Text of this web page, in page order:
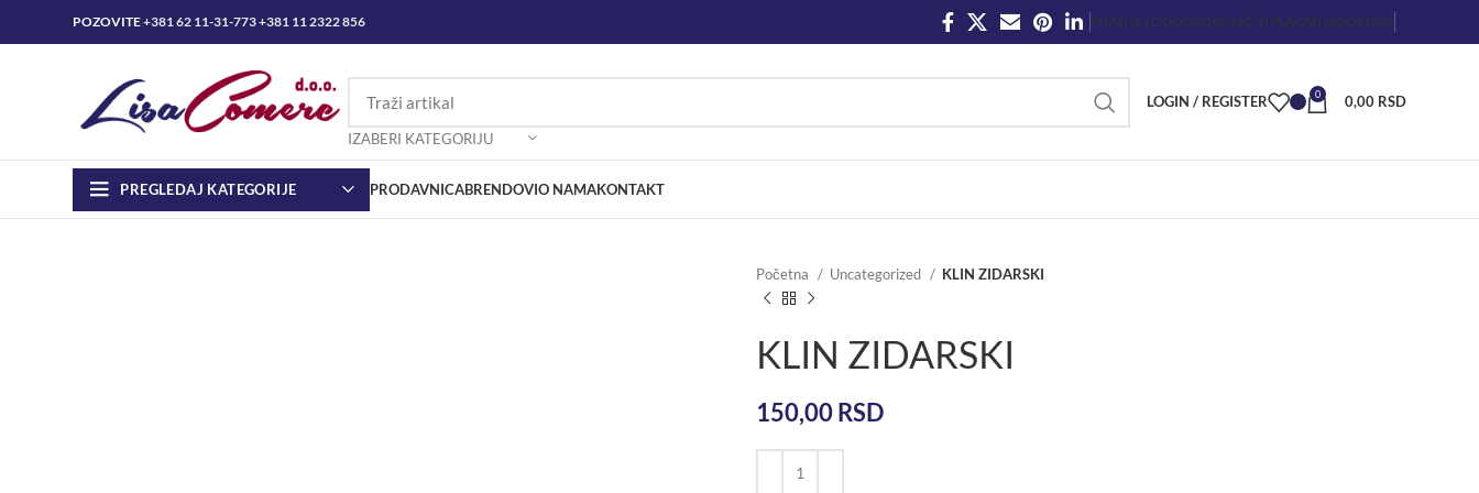
POZOVITE+381 62 11-31-773+381 11 2322 856 PITANJA I ODGOVORI NAČIN PLAĆANJADOSTAVA
IZABERI KATEGORIJU
LOGIN / REGISTER 0 0 0,00 RSD
PREGLEDAJ KATEGORIJE PRODAVNICABRENDOVIO NAMAKONTAKT
Početna Uncategorized KLIN ZIDARSKI
KLIN ZIDARSKI
150,00RSD